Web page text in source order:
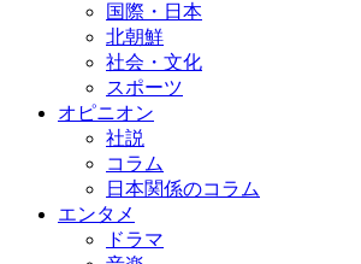
国際・日本
北朝鮮
社会・文化
スポーツ
オピニオン
社説
コラム
日本関係のコラム
エンタメ
ドラマ